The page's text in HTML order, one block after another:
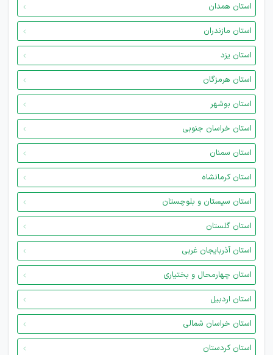
استان همدان
استان مازندران
استان یزد
استان هرمزگان
استان بوشهر
استان خراسان جنوبی
استان سمنان
استان کرمانشاه
استان سیستان و بلوچستان
استان گلستان
استان آذربایجان غربی
استان چهارمحال و بختیاری
استان اردبیل
استان خراسان شمالی
استان کردستان